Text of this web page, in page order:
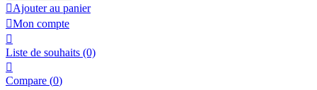
Ajouter au panier
Mon compte

Liste de souhaits (0)

Compare (0)